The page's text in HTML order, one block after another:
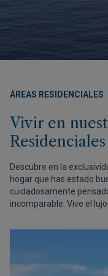
ÁREAS RESIDENCIALES
Vivir en
Residenciales
Descubre en la
hogar que has estado
cuidadosamente
incomparable. Vive el